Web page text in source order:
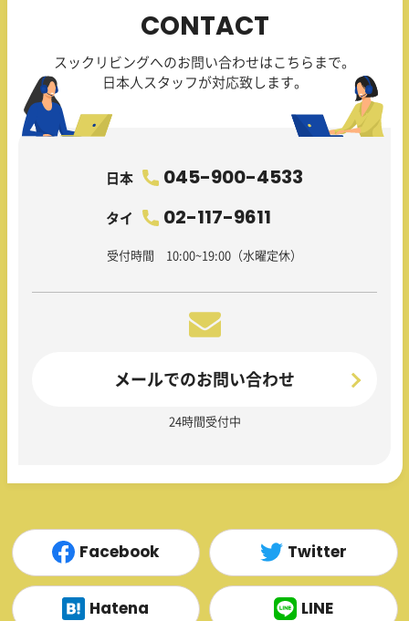
CONTACT
スックリビングへのお問い合わせはこちらまで。
日本人スタッフが対応致します。
日本 045-900-4533
タイ 02-117-9611
受付時間 10:00~19:00（水曜定休）
メールでのお問い合わせ
24時間受付中
Facebook Twitter
Hatena LINE